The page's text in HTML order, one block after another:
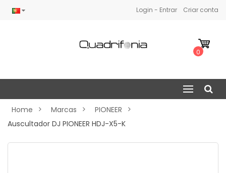
Login - Entrar Criar conta
0
Home Marcas
PIONEER
Auscultador DJ PIONEER HDJ-X5-K